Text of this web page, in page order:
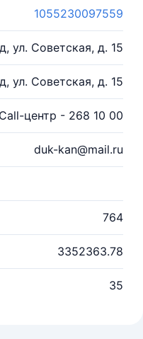
1055230097559
ул. Советская, д. 15
ул. Советская, д. 15
центр - 268 10 00
duk-kan@mail.ru
764
3352363.78
35